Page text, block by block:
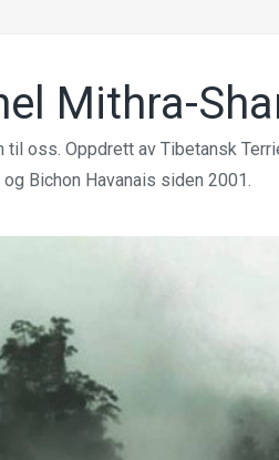
Mithra-
til oss. Oppdrett av Tibetansk
Bichon Havanais siden 2001.